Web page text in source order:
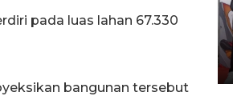
pada luas lahan 67.330
bangunan tersebut
Turnamen Sepak